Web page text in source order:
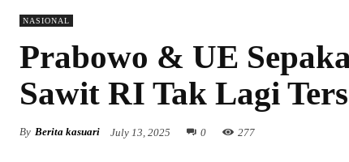
NASIONAL
Prabowo & UE
Sawit RI Tak Lagi
By Berita kasuari July 13, 2025 0 277